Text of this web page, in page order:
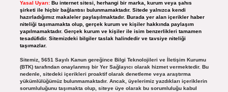
Yasal Uyarı: Bu internet sitesi, herhangi bir marka, kurum veya şahıs
şirketi ile hiçbir bağlantısı bulunmamaktadır. Sitede yalnızca kendi
hazırladığımız makaleler paylaşılmaktadır. Burada yer alan içerikler haber
niteliği taşımamakta olup, gerçek kurum ve kişiler hakkında paylaşım
yapılmamaktadır. Gerçek kurum ve kişiler ile isim benzerlikleri tamamen
tesadüfidir. Sitemizdeki bilgiler taslak halindedir ve tavsiye niteliği
taşımazlar.
Sitemiz, 5651 Sayılı Kanun gereğince Bilgi Teknolojileri ve İletişim Kurumu
(BTK) tarafından onaylanmış bir Yer Sağlayıcı olarak hizmet vermektedir. Bu
nedenle, sitedeki içerikleri proaktif olarak denetleme veya araştırma
yükümlülüğümüz bulunmamaktadır. Ancak, üyelerimiz yazdıkları içeriklerin
sorumluluğunu taşımakta olup, siteye üye olarak bu sorumluluğu kabul